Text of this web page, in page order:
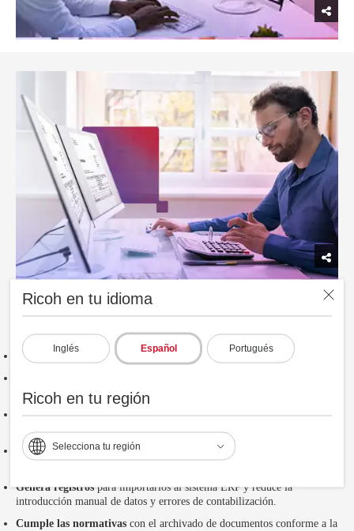
Ricoh en tu idioma
Inglés Español Portugués
Ricoh en tu región
Selecciona tu región
Conoce sus beneficios:
Proceso de facturas certificado
por la agencia tributaria.
archivador central seguro.
Con ayuda de laindexación inteligenteidentifica los datos de la
factura que faltan y los duplicados.
Flujos de trabajo rápidos y transparentes para aprobaciones
Genera registrospara importarlos al sistema ERP y reduce la
introducción manual de datos y errores de contabilización.
Cumple las normativas con el archivado de documentos conforme a la